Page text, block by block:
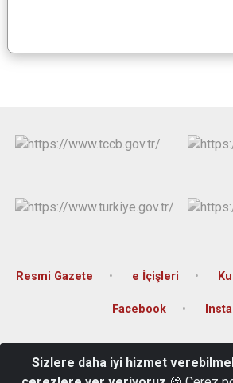
Resmi Gazete e İçişleri
Facebook
Merkez Karabük
Sizlere daha iyi hizmet